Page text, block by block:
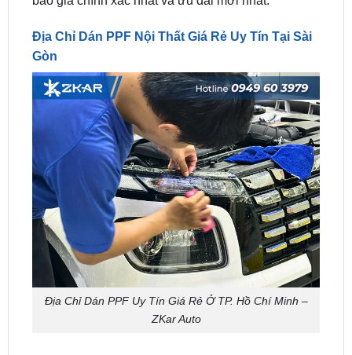
Địa Chỉ Dán PPF Uy Tín Giá Rẻ Ở TP. Hồ Chí Minh –
ZKar Auto
địa chỉ dán PPF nội thất ô tô